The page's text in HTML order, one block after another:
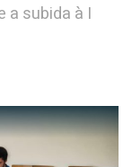
a subida à I